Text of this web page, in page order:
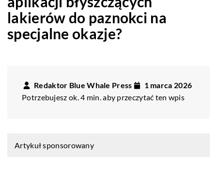
lakierów do paznokci na
specjalne okazje?
Redaktor Blue Whale Press
1 marca 2026
Potrzebujesz ok. 4 min. aby przeczytać ten wpis
Artykuł sponsorowany